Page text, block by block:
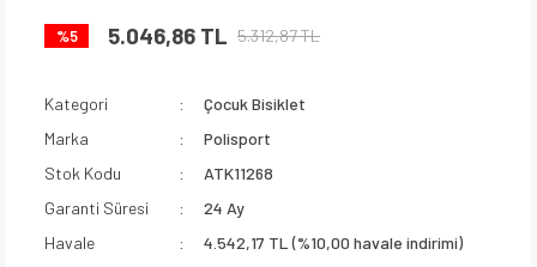
%5 5.046,86 TL 5.312,87 TL
Kategori
Çocuk Bisiklet
Marka
Polisport
Stok Kodu
ATK11268
Garanti Süresi
24 Ay
Havale
4.542,17 TL (%10,00 havale indirimi)